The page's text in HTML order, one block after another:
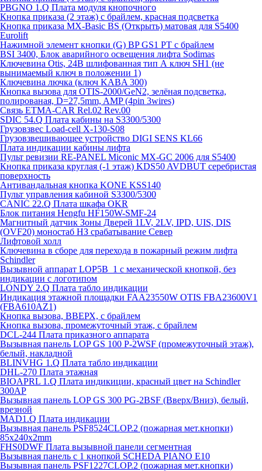
PBGNO 1.Q Плата модуля кнопочного
Кнопка приказа (2 этаж) с брайлем, красная подсветка
Кнопка приказа MX-Basic BS (Открыть) матовая для S5400
Eurolift
Нажимной элемент кнопки (G) BP GS1 PT с брайлем
BSI 3400, Блок аварийного освещения лифта Sodimas
Ключевина Otis, 24В шлифованная тип А ключ SH1 (не
вынимаемый ключ в положении 1)
Ключевина лючка (ключ KABA 300)
Кнопка вызова для OTIS-2000/GeN2, зелёная подсветка,
полированая, D=27,5mm, AMP (4pin 3wires)
Связь ETMA-CAR Rel.02 Rev.00
SDIC 54.Q Плата кабины на S3300/5300
Грузовзвес Load-cell X-130-S08
Грузовзвешивающее устройство DIGI SENS KL66
Плата индикации кабины лифта
Пульт ревизии RE-PANEL Miconic MX-GC 2006 для S5400
Кнопка приказа круглая (-1 этаж) KDS50 AVDBUT серебристая
поверхность
Антивандальная кнопка KONE KSS140
Пульт управления кабиной S3300/5300
CANIC 22.Q Плата шкафа OKR
Блок питания Hengfu HF150W-SMF-24
Магнитный датчик Зоны Дверей 1LV, 2LV, IPD, UIS, DIS
(OVF20) моностаб НЗ срабатывание Cевер
Лифтовой холл
Ключевина в сборе для перехода в пожарный режим лифта
Schindler
Вызывной аппарат LOP5B_1 с механической кнопкой, без
индикации с логотипом
LONDY 2.Q Плата табло индикации
Индикация этажной площадки FAA23550W OTIS FBA23600V1
(FBA610AZ1)
Кнопка вызова, ВВЕРХ, с брайлем
Кнопка вызова, промежуточный этаж, с брайлем
DCL-244 Плата приказного аппарата
Вызывная панель LOP GS 100 P-2WSF (промежуточный этаж),
белый, накладной
BLINVHG 1.Q Плата табло индикации
DHL-270 Плата этажная
BIOAPRL 1.Q Плата индикиции, красный цвет на Schindler
300AP
Вызывная панель LOP GS 300 PG-2BSF (Вверх/Вниз), белый,
врезной
MAD1.Q Плата индикации
Вызывная панель PSF8524CLOP.2 (пожарная мет.кнопки)
85х240х2mm
FHS0DWF Плата вызывной панели сегментная
Вызывная панель с 1 кнопкой SCHEDA PIANO E10
Вызывная панель PSF1227CLOP.2 (пожарная мет.кнопки)